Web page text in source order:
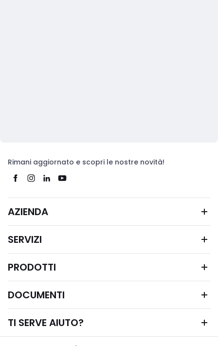
Rimani aggiornato e scopri le nostre novità!
AZIENDA
SERVIZI
PRODOTTI
DOCUMENTI
TI SERVE AIUTO?